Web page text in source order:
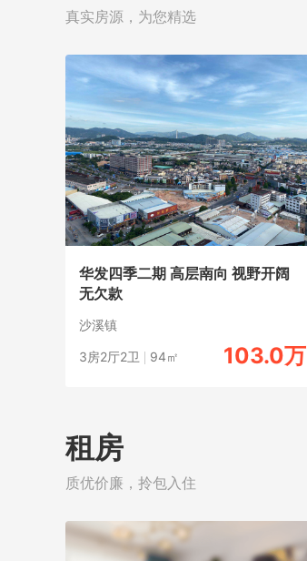
真实房源，为您精选
华发四季二期 高层南向 视野开阔
无欠款
沙溪镇
3房2厅2卫 94㎡ 103.0万
租房
质优价廉，拎包入住